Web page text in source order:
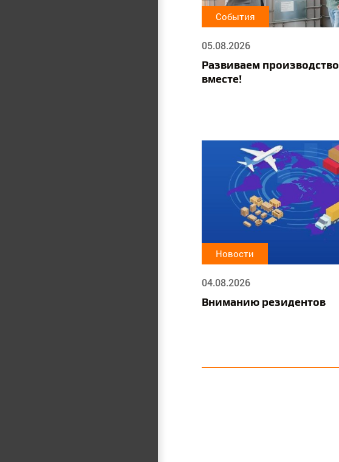
События
05.08.2026
Развиваем производство
вместе!
Новости
04.08.2026
Вниманию резидентов